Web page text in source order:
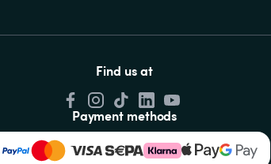
Find us at
Payment methods